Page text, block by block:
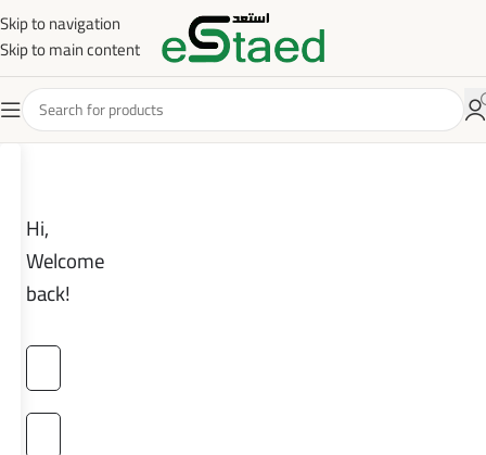
Skip to navigation
Skip to main content
Hi,
Welcome
back!